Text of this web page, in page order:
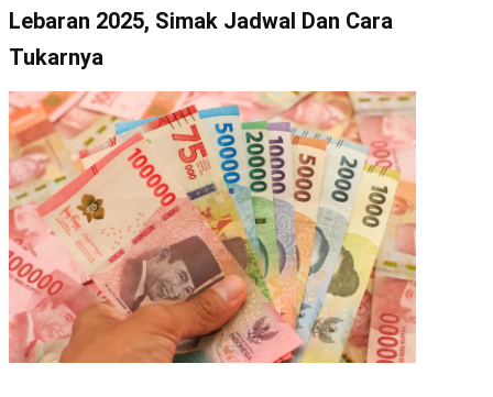
Lebaran 2025, Simak Jadwal Dan Cara
Tukarnya